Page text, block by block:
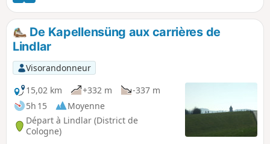
De Kapellensüng aux carrières de
Lindlar
Visorandonneur
15,02 km
+332 m
-337 m
5h 15
Moyenne
Départ à Lindlar (District de
Cologne)